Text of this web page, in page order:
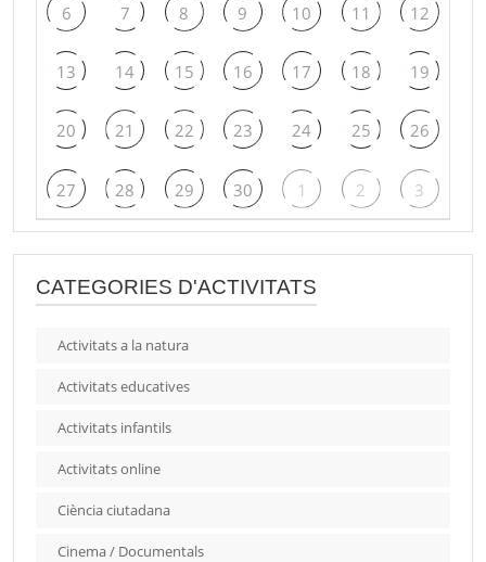
6 7 8 9 10 11 12
13 14 15 16 17 18 19
20 21 22 23 24 25 26
27 28 29 30 1 2 3
CATEGORIES D'ACTIVITATS
Activitats a la natura
Activitats educatives
Activitats infantils
Activitats online
Ciència ciutadana
Cinema / Documentals